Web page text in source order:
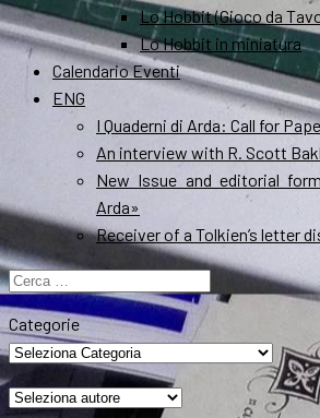
Lo Hobbit (Gioco da
Lo Hobbit in miniatura
Calendario Eventi
ENG
I Quaderni di Arda: Call for
An interview with R. Scott
New Issue and editorial
Arda»
Receiver of a Tolkien’s letter
Ricerca
per:
Categorie